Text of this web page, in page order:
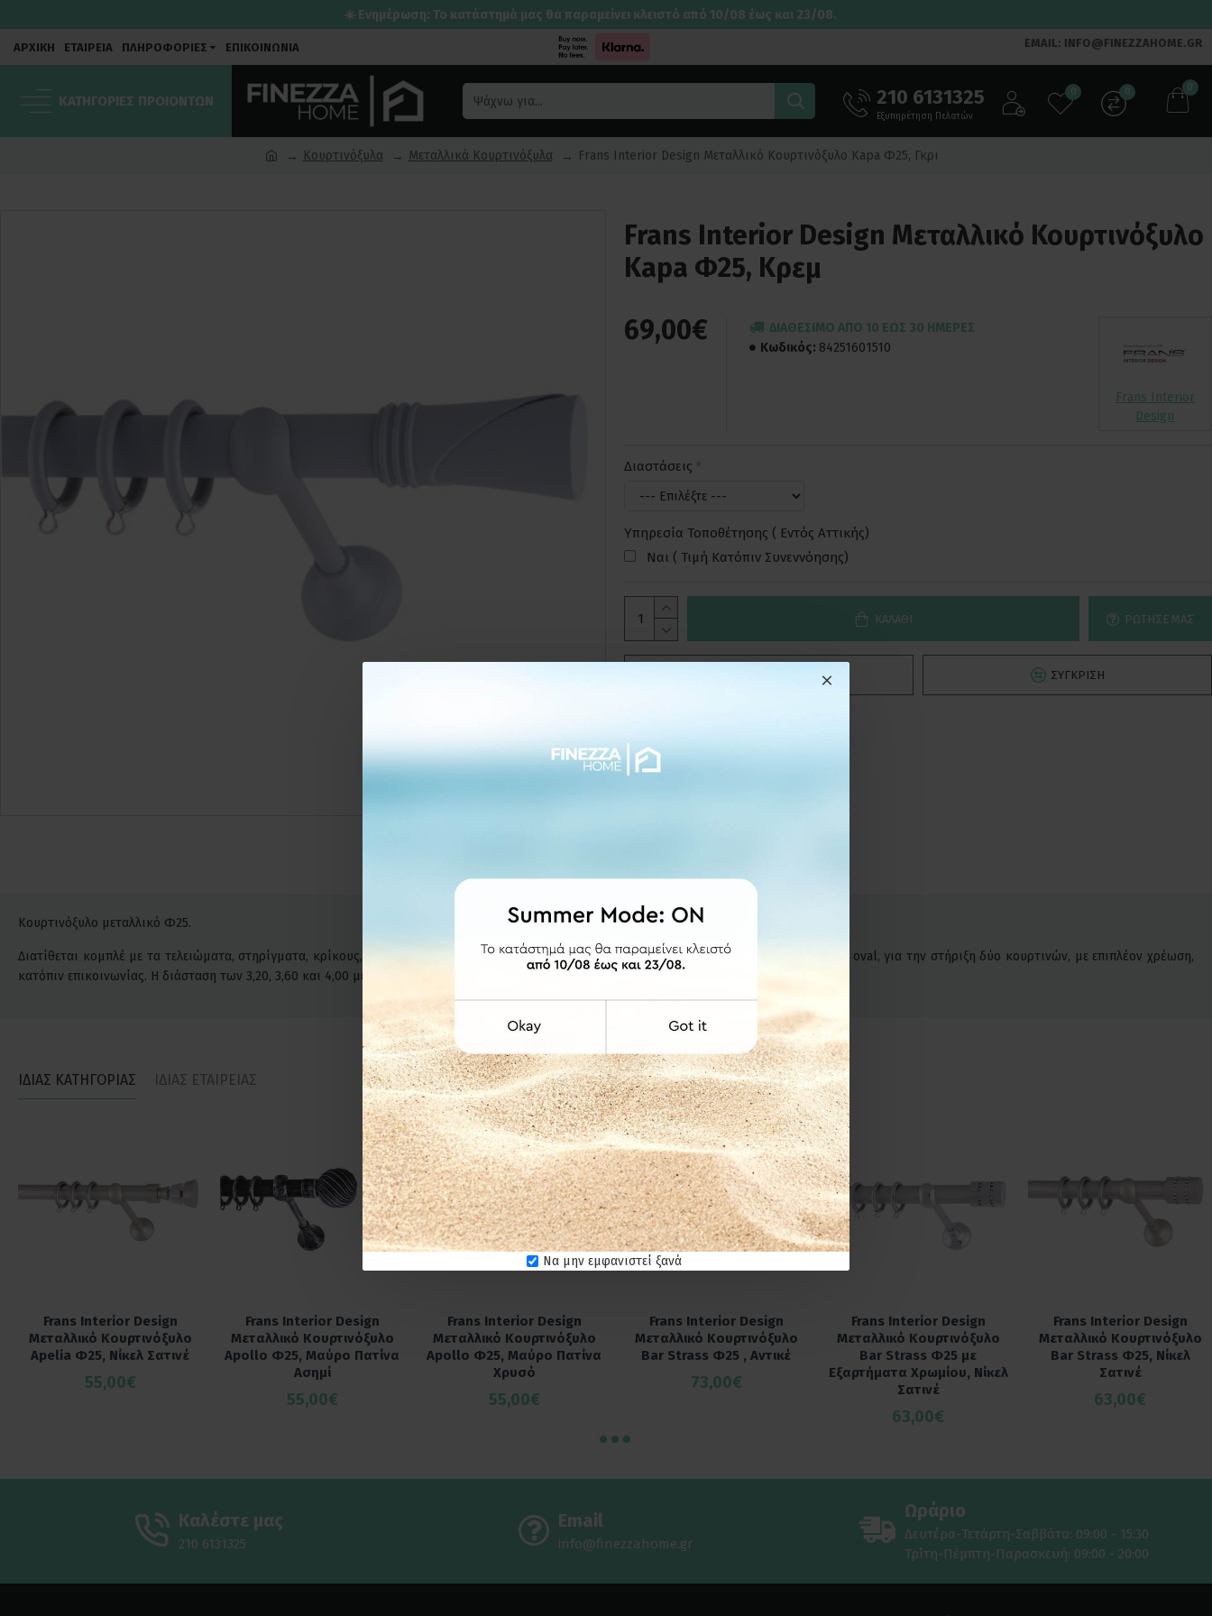
Να μην εμφανιστεί ξανά
☀️ Ενημέρωση: Το κατάστημά μας θα παραμείνει κλειστό από 10/08 έως και 23/08.
ΑΡΧΙΚΗ ΕΤΑΙΡΕΙΑ ΠΛΗΡΟΦΟΡΙΕΣ ΕΠΙΚΟΙΝΩΝΙΑ EMAIL: INFO@FINEZZAHOME.GR
ΚΑΤΗΓΟΡΙΕΣ ΠΡΟΙΟΝΤΩΝ 210 6131325
Εξυπηρέτηση Πελατών
0 0 0
Κουρτινόξυλα Μεταλλικά Κουρτινόξυλα Frans Interior Design Μεταλλικό Κουρτινόξυλο Kapa Φ25, Γκρι
Frans Interior Design Μεταλλικό Κουρτινόξυλο
Kapa Φ25, Κρεμ
69,00€
ΔΙΑΘΈΣΙΜΟ ΑΠΌ 10 ΈΩΣ 30 ΗΜΈΡΕΣ
Κωδικός: 84251601510
Frans Interior
Design
Διαστάσεις
Υπηρεσία Τοποθέτησης ( Εντός Αττικής)
Ναι ( Τιμή Κατόπιν Συνεννόησης)
ΚΑΛΆΘΙ ΡΏΤΗΣΕ ΜΑΣ
ΣΎΓΚΡΙΣΗ
Κουρτινόξυλο μεταλλικό Φ25.
Διατίθεται κομπλέ με τα τελειώματα, στηρίγματα, κρίκους, βίδες και ούπα. Δυνατότητα διάθεσης και με δεύτερο σωλήνα Φ20 ή σιδηρόδρομο oval, για την στήριξη δύο κουρτινών, με επιπλέον χρέωση,
κατόπιν επικοινωνίας. Η διάσταση των 3,20, 3,60 και 4,00 μέτρων περιλαμβάνει ενδιάμεσο στήριγμα. Οι τιμές συμπεριλαμβάνουν ΦΠΑ.
ΙΔΙΑΣ ΚΑΤΗΓΟΡΙΑΣ ΙΔΙΑΣ ΕΤΑΙΡΕΙΑΣ
Frans Interior Design
Μεταλλικό Κουρτινόξυλο
Apelia Φ25, Νίκελ Σατινέ
55,00€
Frans Interior Design
Μεταλλικό Κουρτινόξυλο
Apollo Φ25, Μαύρο Πατίνα
Ασημί
55,00€
Frans Interior Design
Μεταλλικό Κουρτινόξυλο
Apollo Φ25, Μαύρο Πατίνα
Χρυσό
55,00€
Frans Interior Design
Μεταλλικό Κουρτινόξυλο
Bar Strass Φ25 , Αντικέ
73,00€
Frans Interior Design
Μεταλλικό Κουρτινόξυλο
Bar Strass Φ25 με
Εξαρτήματα Χρωμίου, Νίκελ
Σατινέ
63,00€
Frans Interior Design
Μεταλλικό Κουρτινόξυλο
Bar Strass Φ25, Νίκελ
Σατινέ
63,00€
Καλέστε μας
210 6131325
Email
info@finezzahome.gr
Ωράριο
Δευτέρα-Τετάρτη-Σαββάτο: 09:00 - 15:30
Τρίτη-Πέμπτη-Παρασκευή: 09:00 - 20:00